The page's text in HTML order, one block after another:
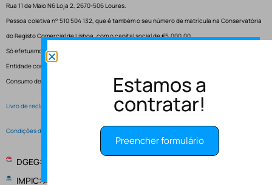
Rua 11 de Maio N6 Loja 2, 2670-506 Loures.
Pessoa coletiva n° 510 504 132, que é também o seu número de matrícula na Conservatória
do Registo Comercial de Lisboa, com o capital social de €5.000,00.
Só efetuamos entregas em Portugal.
Entidade competente para resolução de conflitos – Centro de Arbitragem de Conflitos de
Consumo de Lisboa.
Livro de reclamações electrónico
Condições de Serviço
DGEG: Entidade Instaladora EI-2997
IMPIC: Alvará de obras publicas 148147 - PUB
Estamos a
contratar!
Preencher formulário